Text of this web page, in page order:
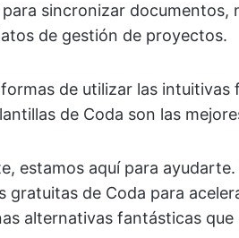
sincronizar documentos,
de gestión de proyectos.
de utilizar las intuitivas
de Coda son las
estamos aquí para
gratuitas de Coda para
alternativas fantásticas que